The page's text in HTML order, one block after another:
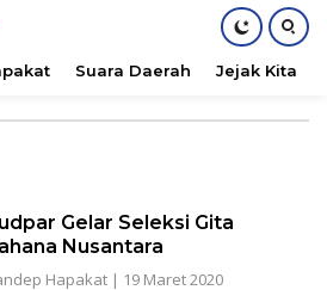
Suara Daerah Jejak Kita
Gelar Seleksi Gita
Nusantara
Hapakat| 19 Maret 2020